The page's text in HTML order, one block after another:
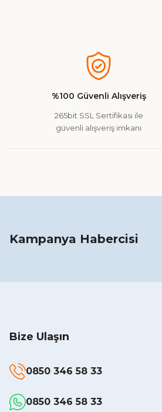
Ürün resmi kalitesiz, bozuk veya
Ürün bilgilerinde hatalar bulunuyor.
Ürün fiyatı diğer sitelerden daha
%100 Güvenli Alışveriş
265bit SSL Sertifikası ile
güvenli alışveriş imkanı
Kampanya Habercisi
Bize Ulaşın
0850 346 58 33
0850 346 58 33